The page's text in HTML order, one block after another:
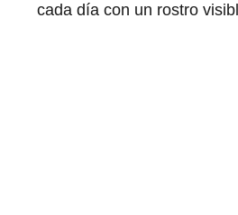
cada día con un rostro